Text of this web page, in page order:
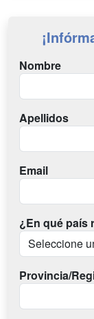
Nombre
Apellidos
Email
¿En qué país
Provincia/